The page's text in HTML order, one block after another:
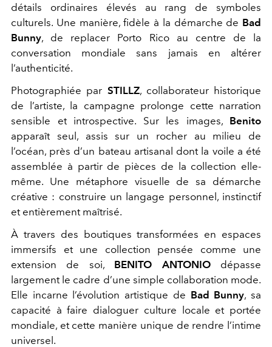
détails ordinaires élevés au rang de symboles
culturels. Une manière, fidèle à la démarche de Bad
Bunny, de replacer Porto Rico au centre de la
conversation mondiale sans jamais en altérer
l’authenticité.
Photographiée par STILLZ, collaborateur historique
de l’artiste, la campagne prolonge cette narration
sensible et introspective. Sur les images, Benito
apparaît seul, assis sur un rocher au milieu de
l’océan, près d’un bateau artisanal dont la voile a été
assemblée à partir de pièces de la collection elle-
même. Une métaphore visuelle de sa démarche
créative : construire un langage personnel, instinctif
et entièrement maîtrisé.
À travers des boutiques transformées en espaces
immersifs et une collection pensée comme une
extension de soi, BENITO ANTONIOdépasse
largement le cadre d’une simple collaboration mode.
Elle incarne l’évolution artistique de Bad Bunny, sa
capacité à faire dialoguer culture locale et portée
mondiale, et cette manière unique de rendre l’intime
universel.